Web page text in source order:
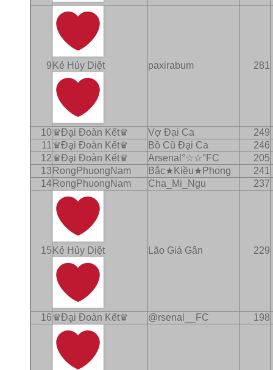
9 Kẻ Hủy Diệt paxirabum 281
10♛Ðḁi Ðoàn Kết♛ Vợ Ðại Ca
249
11 ♛Ðḁi Ðoàn Kết♛ Bồ Cũ Ðḁi Ca
246
12 ♛Ðḁi Ðoàn Kết♛ Arsenal°☆☆°FC
205
13 RongPhuongNam Bắc★Kiều★Phong
241
14 RongPhuongNam Cha_Mi_Ngu 237
15 Kẻ Hủy Diệt Lão Già Gân 229
16 ♛Ðḁi Ðoàn Kết♛ @rsenal__FC 198